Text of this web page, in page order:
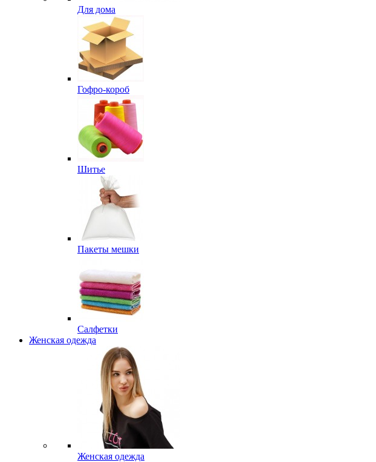
Для дома
Гофро-короб
Шитье
Пакеты мешки
Салфетки
Женская одежда
Женская одежда